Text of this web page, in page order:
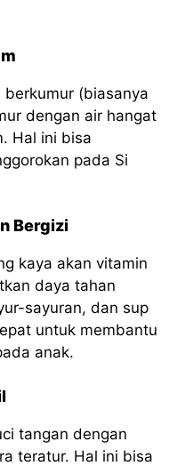
(biasanya
dengan air hangat
Hal ini bisa
pada Si
Bergizi
kaya akan vitamin
daya tahan
sayuran, dan sup
untuk membantu
anak.
tangan dengan
teratur. Hal ini bisa